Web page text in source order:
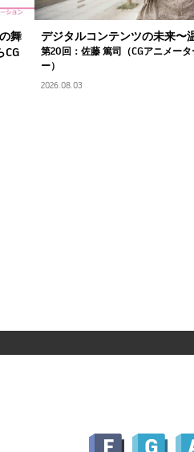
舞
デジタルコンテンツの未来〜
第20回：佐藤 篤司（CGアニメー
ー）
2026.08.03